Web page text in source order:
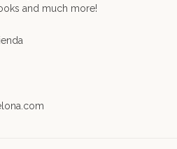
and much more!